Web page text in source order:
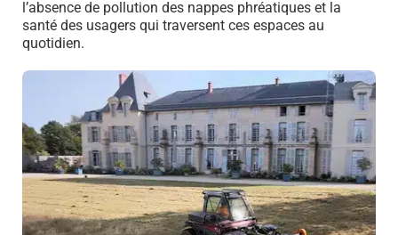
l’absence de pollution des nappes phréatiques et la
santé des usagers qui traversent ces espaces au
quotidien.